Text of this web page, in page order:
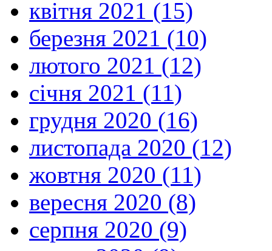
квітня 2021 (15)
березня 2021 (10)
лютого 2021 (12)
січня 2021 (11)
грудня 2020 (16)
листопада 2020 (12)
жовтня 2020 (11)
вересня 2020 (8)
серпня 2020 (9)